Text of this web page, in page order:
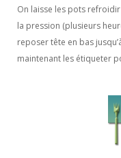
On laisse les pots
la pression (plusieurs
reposer tête en bas
maintenant les étiqueter